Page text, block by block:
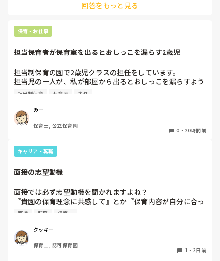
床から支えなしに立ち上がりにくくなり、痛みが走ります。
自転車通勤ですが、それも、膝や太ももに痛みが来始めまし
た。
今は８月。
家でもやることはあります。
日常生活すら支障をきたすほどになりました。
椅子に座って作業をすれば？
と、園で言われました。
なので、子ども椅子程度の高さの踏み台に座って、試してみ
ただじっと座っていても、5分も座ればお尻に痛みがきま
す。
この高さの作業だと意外に、
なること多いことに気づきました。
その度にあちらこちらに痛みが来て
立ち上がる時には、膝や太ももが固まり痛みが……
腰痛、膝痛お持ちの方は、どの程度の痛みで働かれているの
でしょうか。
用したり、抱っこや重い作業は周囲の先生に相談して頼むよう
回答をもっと見る
保育・お仕事
担当保育者が保育室を出るとおしっこを漏らす2歳児
担当制保育の園で2歳児クラスの担任をしています。
担当児の一人が、私が部屋から出るとおしっこを漏らすよう
になりました。
4月から私への執着が強かったのですが、特に寝かしつけの
時に私がそばに行かないと繰り返し大きい声で呼んだり私が
寝かしつけしている子にちょっかいを出したり、何回もトイ
もしばしば…
パンツで寝れる子が増えてきて、寝かしつけの時にトイレに
うとするとその子も行きたがります。
ので、その子には待っててねといい外に出ていました。今日
はそれで2回漏らしています。
2回目は私は見ていないのですが、かなり微量だったそう
しているように見えると言われました。
日頃からそのことの関わりはしっかり持てるように意識はし
ていますが…
担当制保育 保育室 主任
みー
保育士, 公立保育園
0 ・ 20時間前
キャリア・転職
面接の志望動機
面接では必ず志望動機を聞かれますよね？
『貴園の保育理念に共感して』とか『保育内容が自分に合っ
てると思いました』等々が多いかと思いますが、実際はどう
私自身、園の雰囲気とか園の規模、保育内容は勘案しますが
正直なところ、家から通いやすいか、給与はどうか…という
ところに重きを置いています
面接 転職 保育士
クッキー
保育士, 認可保育園
1 ・ 2日前